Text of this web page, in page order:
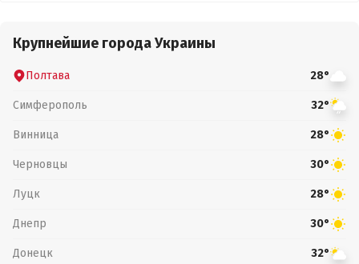
Крупнейшие города Украины
Полтава 28°
Симферополь 32°
Винница 28°
Черновцы 30°
Луцк 28°
Днепр 30°
Донецк 32°